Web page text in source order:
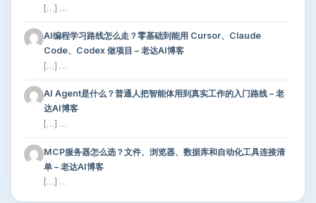
[…] …
AI编程学习路线怎么走？零基础到能用 Cursor、Claude
Code、Codex 做项目 – 老达AI博客
[…] …
AI Agent是什么？普通人把智能体用到真实工作的入门路线 – 老
达AI博客
[…] …
MCP服务器怎么选？文件、浏览器、数据库和自动化工具连接清
单 – 老达AI博客
[…] …